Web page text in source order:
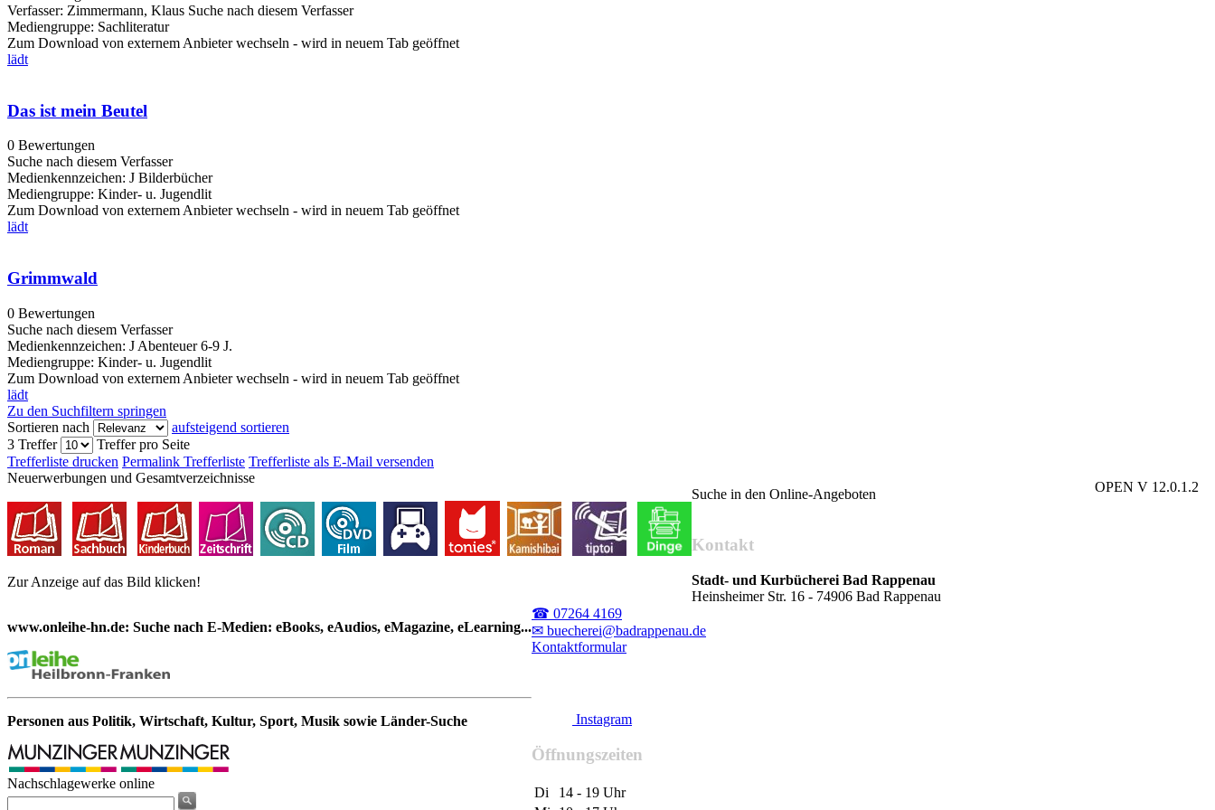
Verfasser: Zimmermann, Klaus Suche nach diesem Verfasser
Mediengruppe: Sachliteratur
Zum Download von externem Anbieter wechseln - wird in neuem Tab geöffnet
lädt
Das ist mein Beutel
0 Bewertungen
Suche nach diesem Verfasser
Medienkennzeichen: J Bilderbücher
Mediengruppe: Kinder- u. Jugendlit
Zum Download von externem Anbieter wechseln - wird in neuem Tab geöffnet
lädt
Grimmwald
0 Bewertungen
Suche nach diesem Verfasser
Medienkennzeichen: J Abenteuer 6-9 J.
Mediengruppe: Kinder- u. Jugendlit
Zum Download von externem Anbieter wechseln - wird in neuem Tab geöffnet
lädt
Zu den Suchfiltern springen
Sortieren nach
aufsteigend sortieren
3 Treffer
Treffer pro Seite
Trefferliste drucken Permalink Trefferliste Trefferliste als E-Mail versenden
OPEN V 12.0.1.2
Neuerwerbungen und Gesamtverzeichnisse
Zur Anzeige auf das Bild klicken!
Suche in den Online-Angeboten
www.onleihe-hn.de: Suche nach E-Medien: eBooks, eAudios, eMagazine, eLearning...
Personen aus Politik, Wirtschaft, Kultur, Sport, Musik sowie Länder-Suche
Nachschlagewerke online
Kontakt
Stadt- und Kurbücherei Bad Rappenau
Heinsheimer Str. 16 - 74906 Bad Rappenau
☎ 07264 4169
✉ buecherei@badrappenau.de
Kontaktformular
Instagram
Öffnungszeiten
Di
14 - 19 Uhr